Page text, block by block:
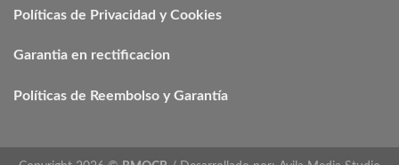
Políticas de Privacidad y Cookies
Garantia en rectificacion
Políticas de Reembolso y Garantía